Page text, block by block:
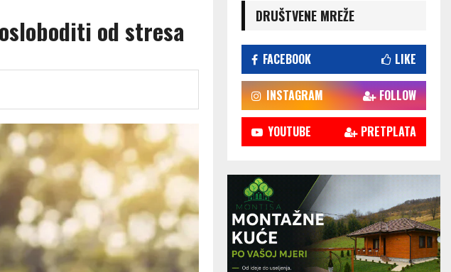
od stresa DRUŠTVENE MREŽE
FACEBOOK LIKE
INSTAGRAM FOLLOW
YOUTUBE PRETPLATA